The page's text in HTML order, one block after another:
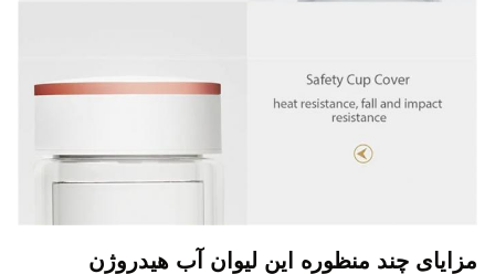
مزایای چند منظوره این لیوان آب هیدروژن